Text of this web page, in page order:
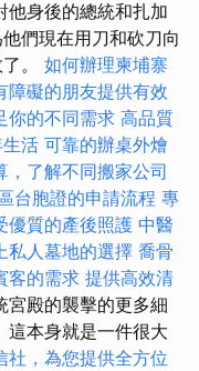
他身後的總統和扎加
們現在用刀和砍刀向
。 如何辦理柬埔寨
障礙的朋友提供有效
你的不同需求 高品質
活 可靠的辦桌外燴
，了解不同搬家公司
台胞證的申請流程 專
優質的產後照護 中醫
私人墓地的選擇 喬骨
客的需求 提供高效清
宮殿的襲擊的更多細
這本身就是一件很大
社，為您提供全方位